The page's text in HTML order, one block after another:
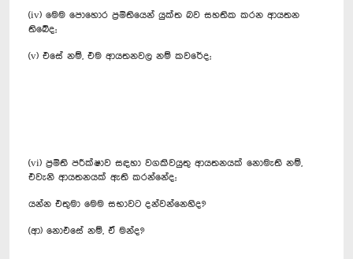
(iv) මෙම පොහොර ප්‍රමිතියෙන් යුක්ත බව සහතික කරන ආයතන
තිබේද;
(v) එසේ නම්, එම ආයතනවල නම් කවරේද;
(vi) ප්‍රමිති පරීක්ෂාව සඳහා වගකිවයුතු ආයතනයක් නොමැති නම්,
එවැනි ආයතනයක් ඇති කරන්නේද;
යන්න එතුමා මෙම සභාවට දන්වන්නෙහිද?
(ආ) නොඑසේ නම්, ඒ මන්ද?